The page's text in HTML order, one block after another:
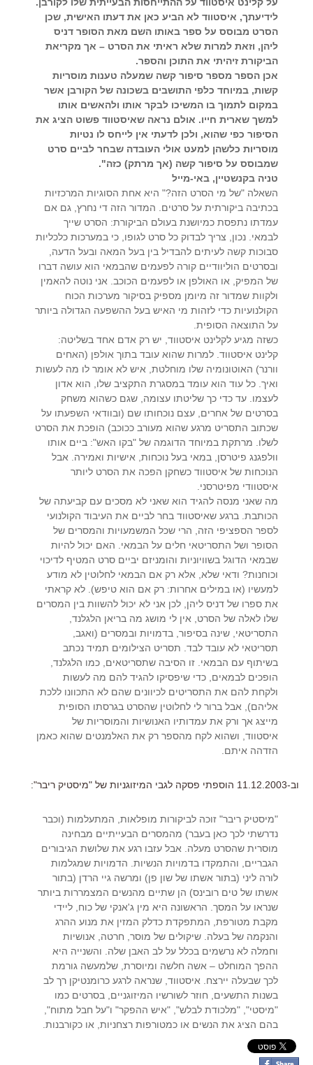
לידיעתך, איסטווד לא הביע כאן את דעתו האישית, שכן
הסרט מבוסס על ספר באותו השם מאת הסופר דניס
ליהן, וזאת למרות שלא ראיתי את הסרט – אך מקריאת
הביקורת זיהיתי את התוכן והספר.
אכן הספר מספר סיפור קשה שמעלה טענות מוסריות
קשות, במיוחד כלפי התושבים בשכונה של הקורבן אשר
במקום לתמוך בו המשיכו לבקר אותו ולהאשים אותו
למשך שארית חייו. אולם נראה שאיסטווד פשוט הציג את
הסיפור כפי שהוא, ולכן לדעתי אין לייחס לו נטיות
מוסריות כלשהן למעט אולי העובדה שבחר לביים סרט
שמבוסס על סיפור קשה (אך מרתק) כזה".
טניה בקנשטיין, באי-מייל
השאלה "של מי הסרט הזה?" היא אחת הסוגיות המרכזיות
בכתיבה ביקורתית על סרטים. המדור הזה די נחרץ, גם אם
עמדתו נתפסת כמיושנת בעולם הביקורת: הסרט שייך
לבמאי. נכון, צריך לבדוק כל סרט לגופו, כי במערכות כלכליות
סבוכות קשה לעיתים להבדיל בין בעל המאה ובעל הדעה,
ובסרטים הוליוודיים קורה לפעמים שהבמאי הוא עושה דברו
של המפיק, או האולפן או לפעמים הכוכב. אני נוטה להאמין
ולקוות שמדור זה מיומן מספיק בסיקור מערכות הכוח
הקולנועיות כדי לזהות מי האיש בעל ההשפעה הגדולה ביותר
על התוצאה הסופית.
כשזה מגיע לקלינט איסטווד, יש רק אדם אחד בשליטה:
קלינט איסטווד. למרות שהוא עובד בתוך אולפן (האחים
וורנר) האוטונומיה שלו מוחלטת, איש לא אומר לו מה לעשות
ואיך. כל עוד הוא עומד במסגרת התקציב שלו, הוא אדון
לעצמו. עד כדי כך שליטתו עצומה, שגם כשהוא משחק
בסרטים של אחרים, עצם נוכחותו שם (ובוודאי השפעתו על
שכתוב התסריט מרגע שהוא מעורב ככוכב) הופכת את הסרט
לשלו. מרתקת במיוחד הדוגמה של "בקו האש": ביים אותו
וולפגנג פיטרסן, במאי בעל נוכחות, אישיות ואמירה. אבל
הנוכחות של איסטווד כשחקן הפכה את הסרט ליותר
איסטוודי מפיטרסני.
מה שאני מנסה להגיד הוא שאני לא מסכים עם קביעתה של
הכותבת. ברגע שאיסטווד בחר לביים את העיבוד הקולנועי
לספר הספציפי הזה, הרי שכל המשמעויות והמסרים של
הסופר ושל התסריטאי חלים על הבמאי. האם יכול להיות
שבמאי הדוגל בשוויוניות והומניזם יביים סרט המטיף לדיכוי
וכוחנות? ודאי שלא, אלא רק אם הבמאי לחלוטין לא מודע
למעשיו (או במילים אחרות: רק אם הוא טיפש). לא קראתי
את ספרו של דניס ליהן, לכן אני לא יכול להשוות בין המסרים
שלו לאלה של הסרט, אין לי מושג מה בריאן הלגלנד,
התסריטאי, שינה בסיפור, בדמויות ובמסרים (ואגב,
תסריטאי לא עובד לבד. תסריט הצילומים תמיד נכתב
בשיתוף עם הבמאי. זו הסיבה שתסריטאים, כמו הלגלנד,
הופכים לבמאים, כדי שיפסיקו להגיד להם מה לעשות
ולקחת להם את התסריטים לכיוונים שהם לא התכוונו ללכת
אליהם), אבל ברור לי לחלוטין שהסרט בגרסתו הסופית
מייצג אך ורק את עמדותיו האנושיות והמוסריות של
איסטווד, ושהוא לקח מהספר רק את האלמנטים שהוא כאמן
הזדהה איתם.
וב-11.12.2003 הוספתי פסקה לגבי המיזוגניות של "מיסטיק ריבר":
"מיסטיק ריבר" זוכה לביקורות מופלאות, המתעלמות (וכבר
נדרשתי לכך כאן בעבר) מהמסרים הבעייתיים מבחינה
מוסרית שהסרט מעלה. אבל עזבו רגע את שלושת הגיבורים
הגבריים, והתמקדו בדמויות הנשיות. הדמויות שמגלמות
לורה ליני (בתור אשתו של שון פן) ומרשה גיי הרדן (בתור
אשתו של טים רובינס) הן שתיים מהנשים המצמררות ביותר
שנראו על המסך. הראשונה היא מין ג'אנקי של כוח, ליידי
מקבת מטורפת, המתפקדת כדלק המזין את מנוע ההרג
והנקמה של בעלה. שיקולים של מוסר, חרטה, אנושיות
וחמלה לא נרשמים בכלל על לב האבן שלה. והשנייה היא
ההפך המוחלט – אשה חלשה ומיוסרת, שלמעשה גורמת
לכך שבעלה יירצח. איסטווד, שנראה לרגע כרומנטיקן רך לב
בשנות התשעים, חוזר לשורשיו המיזוגניים, בסרטים כמו
"מיסטי", "מלכודת לבלש", "איש ההפקר" ו"על חבל מתוח",
בהם הציג את הנשים או כמטורפות רצחניות, או כקורבנות.